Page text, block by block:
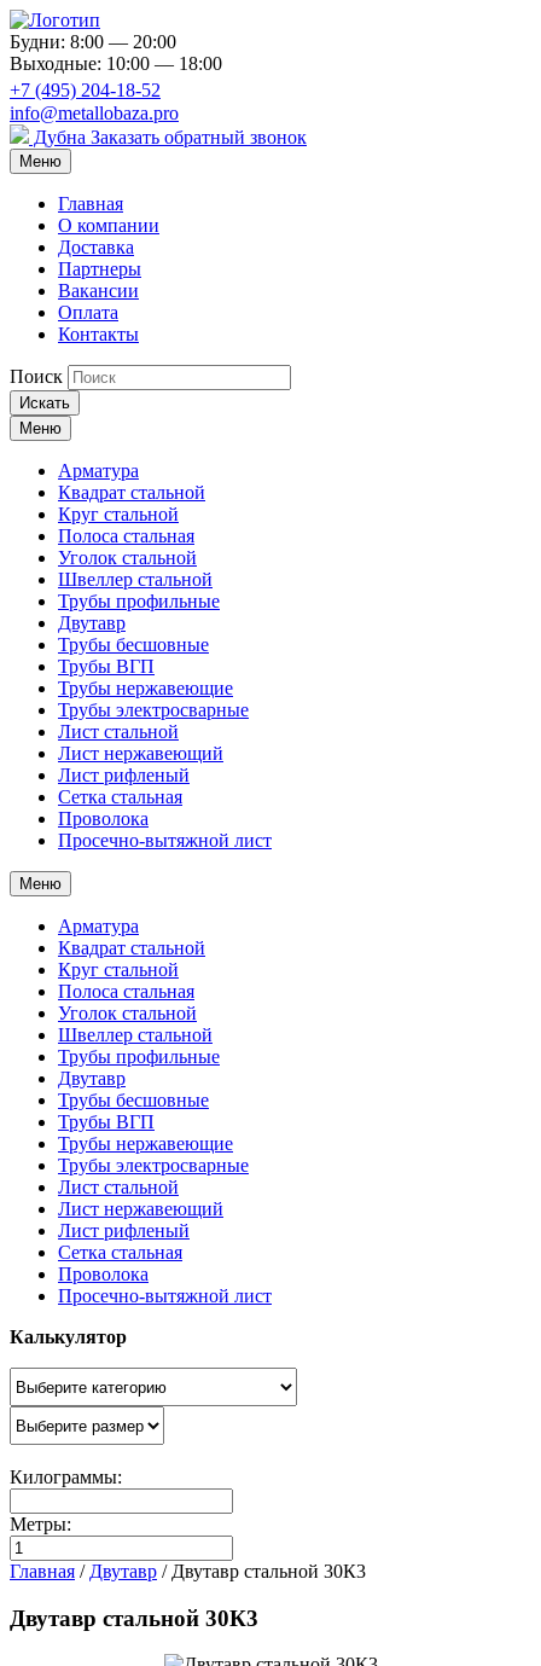
Будни: 8:00 — 20:00
Выходные: 10:00 — 18:00
+7 (495) 204-18-52
info@metallobaza.pro
Дубна Заказать обратный звонок
Меню
Главная
О компании
Доставка
Партнеры
Вакансии
Оплата
Контакты
Поиск
Искать
Меню
Арматура
Квадрат стальной
Круг стальной
Полоса стальная
Уголок стальной
Швеллер стальной
Трубы профильные
Двутавр
Трубы бесшовные
Трубы ВГП
Трубы нержавеющие
Трубы электросварные
Лист стальной
Лист нержавеющий
Лист рифленый
Сетка стальная
Проволока
Просечно-вытяжной лист
Меню
Арматура
Квадрат стальной
Круг стальной
Полоса стальная
Уголок стальной
Швеллер стальной
Трубы профильные
Двутавр
Трубы бесшовные
Трубы ВГП
Трубы нержавеющие
Трубы электросварные
Лист стальной
Лист нержавеющий
Лист рифленый
Сетка стальная
Проволока
Просечно-вытяжной лист
Калькулятор
Килограммы:
Метры:
Главная / Двутавр / Двутавр стальной 30К3
Двутавр стальной 30К3